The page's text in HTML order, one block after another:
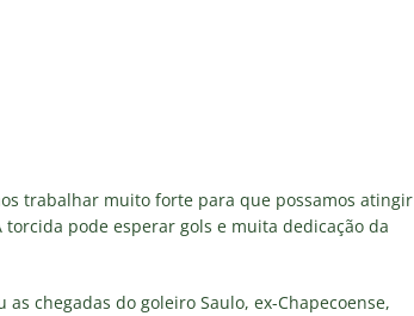
trabalhar muito forte para que possamos atingir
pode esperar gols e muita dedicação da
chegadas do goleiro Saulo, ex-Chapecoense,